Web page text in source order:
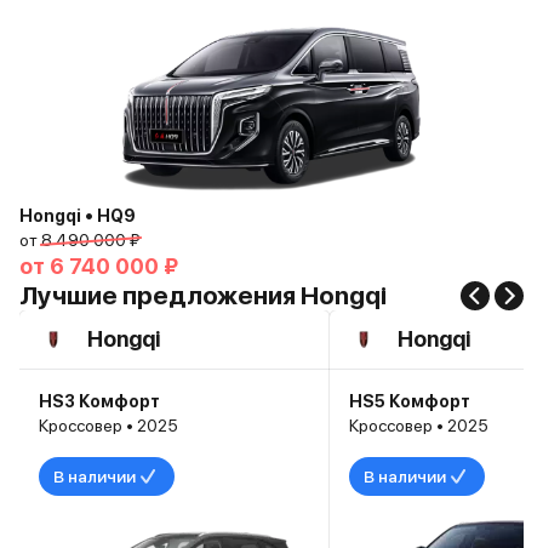
Hongqi • HQ9
от8 490 000 ₽
от 6 740 000 ₽
Лучшие предложения Hongqi
Hongqi
HS3 Комфорт
Кроссовер • 2025
В наличии
Hongqi
HS5 Комфорт
Кроссовер • 2025
В наличии